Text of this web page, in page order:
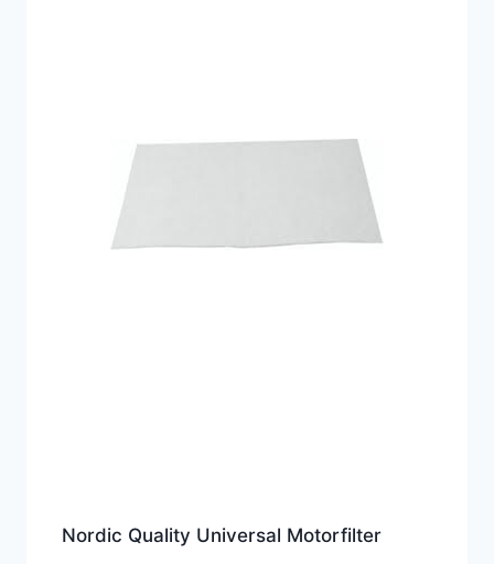
Nordic Quality Universal Motorfilter